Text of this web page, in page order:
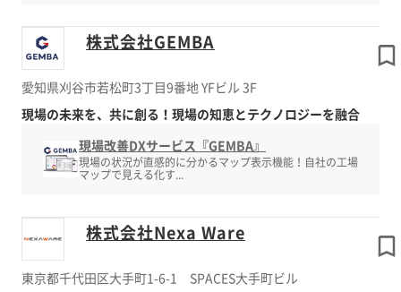
株式会社GEMBA
愛知県刈谷市若松町3丁目9番地 YFビル 3F
現場の未来を、共に創る！現場の知恵とテクノロジーを融合
現場改善DXサービス『GEMBA』
現場の状況が直感的に分かるマップ表示機能！自社の工場
マップで見える化す...
株式会社Nexa Ware
東京都千代田区大手町1-6-1 SPACES大手町ビル